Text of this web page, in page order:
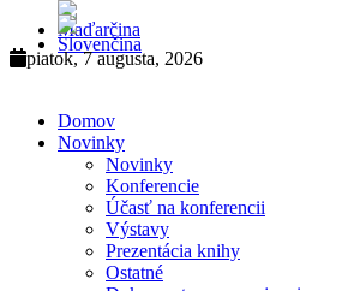
piatok, 7 augusta, 2026
Domov
Novinky
Novinky
Konferencie
Účasť na konferencii
Výstavy
Prezentácia knihy
Ostatné